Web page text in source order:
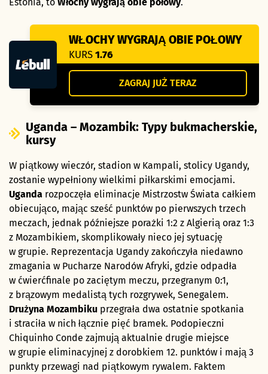
WŁOCHY WYGRAJĄ OBIE POŁOWY
KURS 1.76
ZAGRAJ JUŻ TERAZ
Uganda – Mozambik: Typy bukmacherskie,
kursy
W piątkowy wieczór, stadion w Kampali, stolicy Ugandy,
zostanie wypełniony wielkimi piłkarskimi emocjami.
Uganda rozpoczęła eliminacje Mistrzostw Świata całkiem
obiecująco, mając sześć punktów po pierwszych trzech
meczach, jednak późniejsze porażki 1:2 z Algierią oraz 1:3
z Mozambikiem, skomplikowały nieco jej sytuację
w grupie. Reprezentacja Ugandy zakończyła niedawno
zmagania w Pucharze Narodów Afryki, gdzie odpadła
w ćwierćfinale po zaciętym meczu, przegranym 0:1,
z brązowym medalistą tych rozgrywek, Senegalem.
Drużyna Mozambiku przegrała dwa ostatnie spotkania
i straciła w nich łącznie pięć bramek. Podopieczni
Chiquinho Conde zajmują aktualnie drugie miejsce
w grupie eliminacyjnej z dorobkiem 12. punktów i mają 3
punkty przewagi nad piątkowym rywalem. Faktem